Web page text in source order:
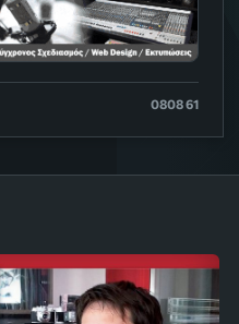
0808 61